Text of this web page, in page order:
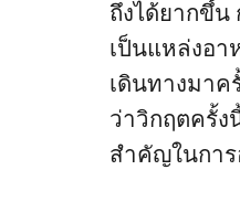
ถึงได้ยากขึ้
เป็นแหล่งอา
เดินทางมาค
ว่าวิกฤตครั้ง
สำคัญในกา